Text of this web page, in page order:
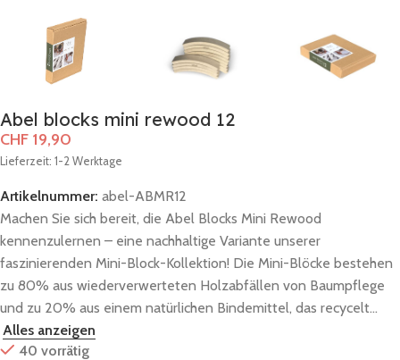
Abel blocks mini rewood 12
CHF 19,90
Lieferzeit: 1-2 Werktage
Artikelnummer: abel-ABMR12
Machen Sie sich bereit, die Abel Blocks Mini Rewood
kennenzulernen – eine nachhaltige Variante unserer
faszinierenden Mini-Block-Kollektion! Die Mini-Blöcke bestehen
zu 80% aus wiederverwerteten Holzabfällen von Baumpflege
und zu 20% aus einem natürlichen Bindemittel, das recycelt...
Alles anzeigen
40 vorrätig